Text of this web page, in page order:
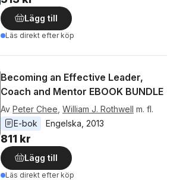
Lägg till
Läs direkt efter köp
Becoming an Effective Leader,
Coach and Mentor EBOOK BUNDLE
Av Peter Chee William J. Rothwell m. fl.
E-bok
Engelska 2013
811 kr
Lägg till
Läs direkt efter köp